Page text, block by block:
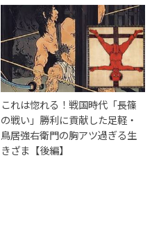
これは惚れる！戦国時代「長篠
の戦い」勝利に貢献した足軽・
鳥居強右衛門の胸アツ過ぎる生
きざま【後編】